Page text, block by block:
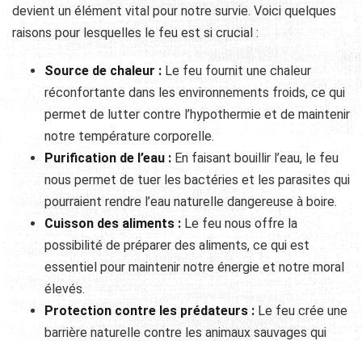
devient un élément vital pour notre survie. Voici quelques
raisons pour lesquelles le feu est si crucial :
Source de chaleur : Le feu fournit une chaleur
réconfortante dans les environnements froids, ce qui
permet de lutter contre l’hypothermie et de maintenir
notre température corporelle.
Purification de l’eau : En faisant bouillir l’eau, le feu
nous permet de tuer les bactéries et les parasites qui
pourraient rendre l’eau naturelle dangereuse à boire.
Cuisson des aliments : Le feu nous offre la
possibilité de préparer des aliments, ce qui est
essentiel pour maintenir notre énergie et notre moral
élevés.
Protection contre les prédateurs : Le feu crée une
barrière naturelle contre les animaux sauvages qui